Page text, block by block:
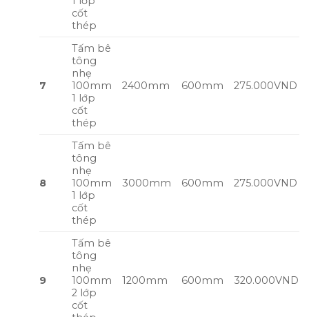
cốt
thép
7
Tấm bê
tông
nhẹ
100mm
1 lớp
cốt
thép
2400mm 600mm 275.000VND
8
Tấm bê
tông
nhẹ
100mm
1 lớp
cốt
thép
3000mm 600mm 275.000VND
9
Tấm bê
tông
nhẹ
100mm
2 lớp
cốt
1200mm 600mm 320.000VND